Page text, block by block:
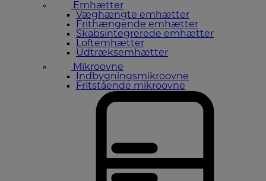
Emhætter
Væghængte emhætter
Frithængende emhætter
Skabsintegrerede emhætter
Loftemhætter
Udtræksemhætter
Mikroovne
Indbygningsmikroovne
Fritstående mikroovne